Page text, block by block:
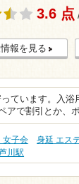
3.6 点
報を見る
ています。入
アで割引とか、
女子会 身延 エス
川駅